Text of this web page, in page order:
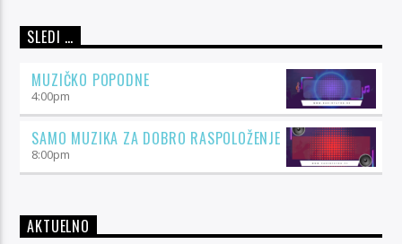
SLEDI …
MUZIČKO POPODNE
4:00pm
SAMO MUZIKA ZA DOBRO RASPOLOŽENJE
8:00pm
AKTUELNO